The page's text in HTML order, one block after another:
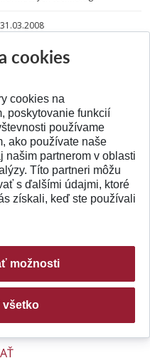
SR
fond 11230100458
študijného programu 2. stupňa
a informatizácia procesov do
cookies
cookies na
poskytovanie funkcií
používame
ako používate naše
našim partnerom v oblasti
Títo partneri môžu
s ďalšími údajmi, ktoré
získali, keď ste používali
možnosti
všetko